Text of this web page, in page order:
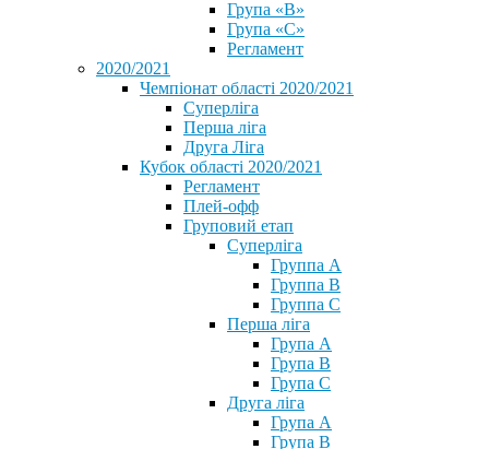
Група «B»
Група «C»
Регламент
2020/2021
Чемпіонат області 2020/2021
Суперліга
Перша ліга
Друга Ліга
Кубок області 2020/2021
Регламент
Плей-офф
Груповий етап
Суперліга
Группа A
Группа B
Группа C
Перша ліга
Група A
Група B
Група C
Друга ліга
Група A
Група B